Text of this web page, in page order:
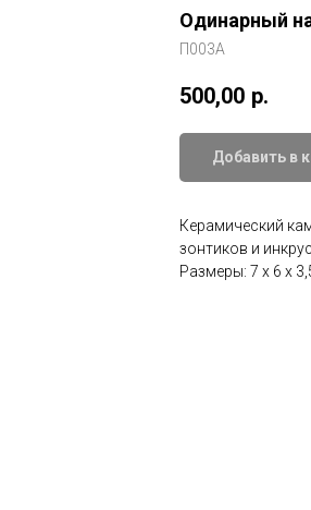
Одинарный
П003А
500,00 р.
Добавить в
Керамический
зонтиков и
Размеры: 7 х 6 х